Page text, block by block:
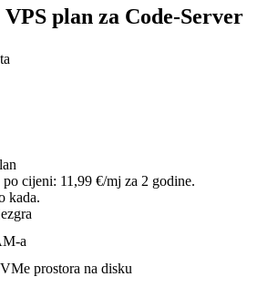
plan za Code-Server
cijeni: 11,99 €/mj za 2 godine.
kada.
a
prostora na disku